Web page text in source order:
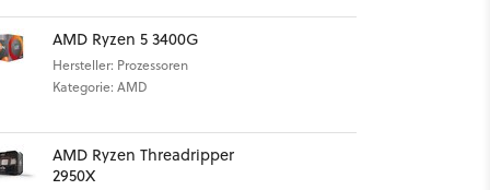
AMD Ryzen 5 3400G
Hersteller: Prozessoren
Kategorie: AMD
AMD Ryzen Threadripper
2950X